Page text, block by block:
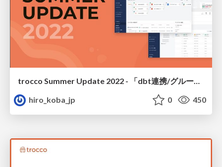
trocco Summer Update 2022 - 「dbt連携/グループ機能リニューアル」他ご紹介
hiro_koba_jp
0 450